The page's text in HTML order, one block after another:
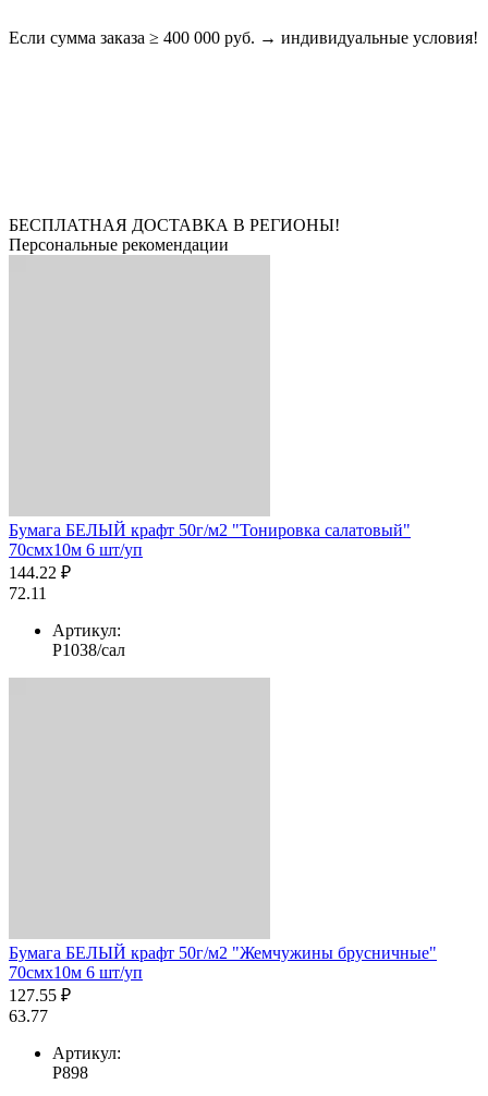
Если сумма заказа ≥ 400 000 руб. → индивидуальные условия!
БЕСПЛАТНАЯ ДОСТАВКА В РЕГИОНЫ!
Персональные рекомендации
Бумага БЕЛЫЙ крафт 50г/м2 "Тонировка салатовый"
70смх10м 6 шт/уп
144.22 ₽
72.11
Артикул:
Р1038/сал
Бумага БЕЛЫЙ крафт 50г/м2 "Жемчужины брусничные"
70смх10м 6 шт/уп
127.55 ₽
63.77
Артикул:
Р898